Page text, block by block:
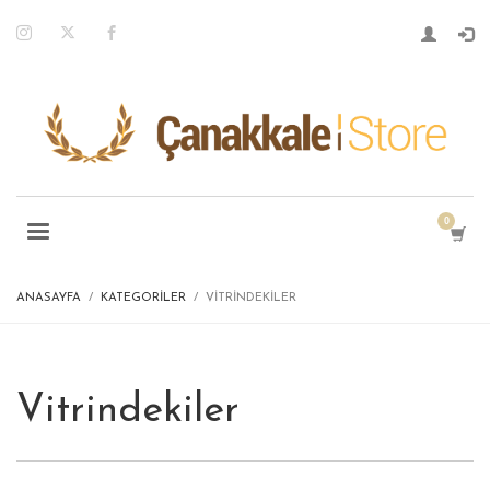
ANASAYFA KATEGORILER VITRINDEKILER
Vitrindekiler